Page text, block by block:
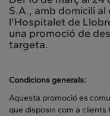
S.A., amb domicili al
l'Hospitalet de
una promoció de
targeta.
Condicions generals:
Aquesta promoció es
que disposin com a